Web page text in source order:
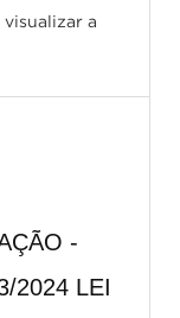
a
-
2024 LEI